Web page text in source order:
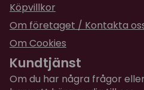
Köpvillkor
Om företaget / Kontakta
Om Cookies
Kundtjänst
Om du har några frågor